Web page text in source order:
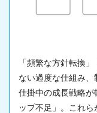
「頻繁な方針転換
ない過度な仕組み
仕掛中の成長戦略が
ップ不足」。これら